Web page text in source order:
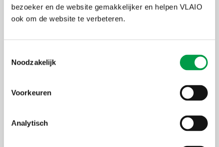
bezoeker en de website gemakkelijker en helpen VLAIO
ook om de website te verbeteren.
Noodzakelijk
Voorkeuren
Analytisch
Samengevat
coronamaatregelen
Bedrag